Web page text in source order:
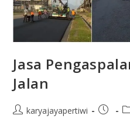
Jasa
Jalan
karyajayapertiwi